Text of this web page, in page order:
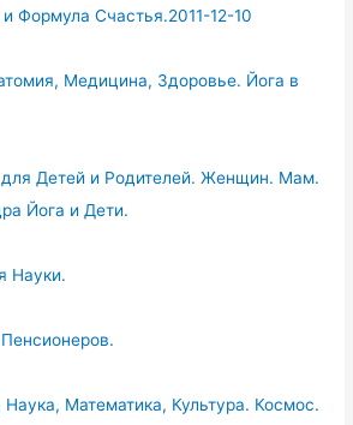
Формула Счастья.2011-12-10
Медицина, Здоровье. Йога в
Детей и Родителей. Женщин. Мам.
Йога и Дети.
Науки.
Математика, Культура. Космос.